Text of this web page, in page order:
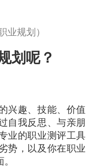
业规划）
划呢？
兴趣、技能、价值
自我反思、与亲朋
业的职业测评工具
势，以及你在职业